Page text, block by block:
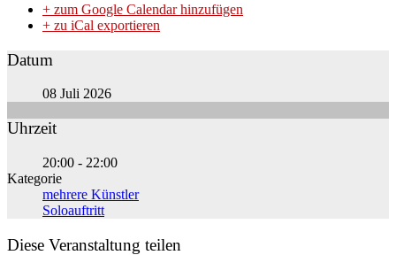
+ zum Google Calendar hinzufügen
+ zu iCal exportieren
Datum
08 Juli 2026
Uhrzeit
20:00 - 22:00
Kategorie
mehrere Künstler
Soloauftritt
Diese Veranstaltung teilen